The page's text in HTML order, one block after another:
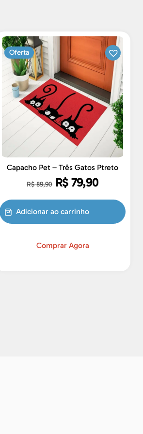
Oferta
Capacho Pet – Três Gatos Ptreto
R$89,90 R$ 79,90
Adicionar ao carrinho
Comprar Agora